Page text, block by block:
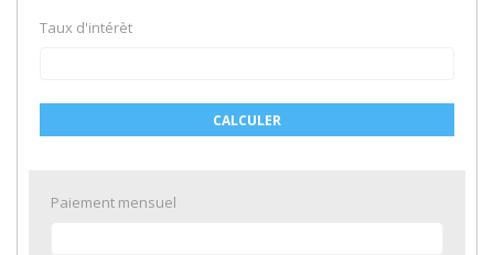
Taux d'intérèt
CALCULER
Paiement mensuel